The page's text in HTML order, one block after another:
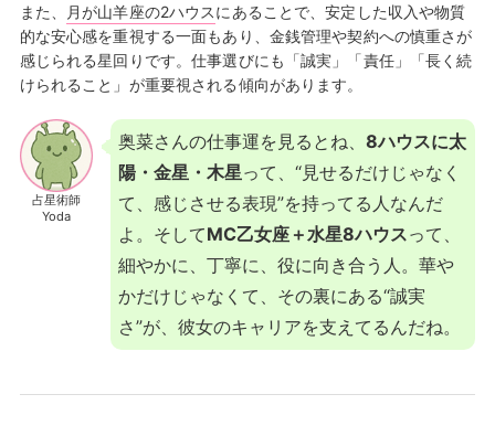
また、 月が山羊座の2ハウスにあることで、安定した収入や物質
的な安心感を重視する一面もあり、金銭管理や契約への慎重さが
感じられる星回りです。仕事選びにも「誠実」「責任」「長く続
けられること」が重要視される傾向があります。
占星術師
Yoda
奥菜さんの仕事運を見るとね、 8ハウスに太
陽・金星・木星って、“見せるだけじゃなく
て、感じさせる表現”を持ってる人なんだ
よ。そしてMC乙女座＋水星8ハウスって、
細やかに、丁寧に、役に向き合う人。華や
かだけじゃなくて、その裏にある“誠実
さ”が、彼女のキャリアを支えてるんだね。